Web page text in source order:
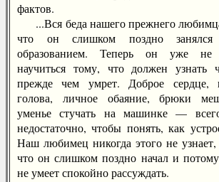
фактов.
...Вся беда нашего прежнего
что он слишком поздно занялся
образованием. Теперь он уже не
научиться тому, что должен узнать
прежде чем умрет. Доброе сердце,
голова, личное обаяние, брюки
уменье стучать на машинке —
недостаточно, чтобы понять, как
Наш любимец никогда этого не
что он слишком поздно начал и
не умеет спокойно рассуждать.